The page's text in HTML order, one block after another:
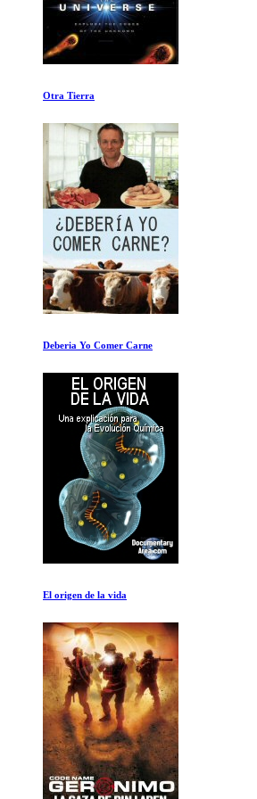
Los Nazis, un Aviso de la Historia. Episodio 5
Constelaciones
Mifune: El ultimo samurai